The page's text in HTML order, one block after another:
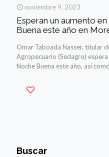
noviembre 9, 2023
Esperan un aumento
Buena este año en
Omar Taboada Nasser, titular
Agropecuario (Sedagro)
Noche Buena este año, así
Buscar